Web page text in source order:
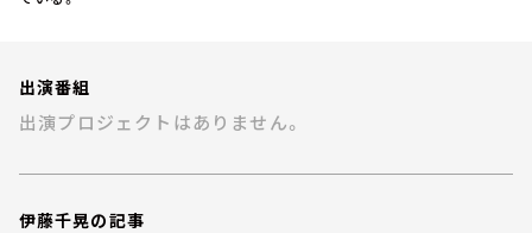
出演番組
出演プロジェクトはありません。
伊藤千晃の記事